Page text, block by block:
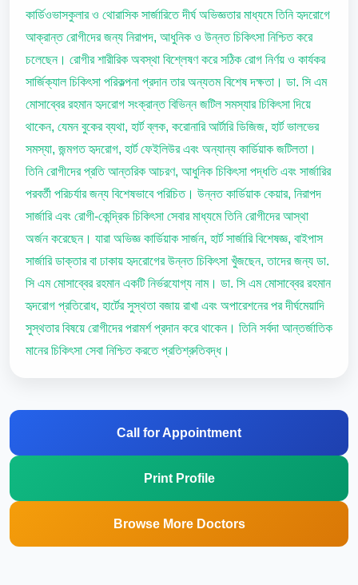
কার্ডিওভাসকুলার ও থোরাসিক সার্জারিতে দীর্ঘ অভিজ্ঞতার মাধ্যমে তিনি হৃদরোগে
আক্রান্ত রোগীদের জন্য নিরাপদ, আধুনিক ও উন্নত চিকিৎসা নিশ্চিত করে
চলেছেন। রোগীর শারীরিক অবস্থা বিশ্লেষণ করে সঠিক রোগ নির্ণয় ও কার্যকর
সার্জিক্যাল চিকিৎসা পরিকল্পনা প্রদান তার অন্যতম বিশেষ দক্ষতা। ডা. সি এম
মোসাব্বের রহমান হৃদরোগ সংক্রান্ত বিভিন্ন জটিল সমস্যার চিকিৎসা দিয়ে
থাকেন, যেমন বুকের ব্যথা, হার্ট ব্লক, করোনারি আর্টারি ডিজিজ, হার্ট ভালভের
সমস্যা, জন্মগত হৃদরোগ, হার্ট ফেইলিউর এবং অন্যান্য কার্ডিয়াক জটিলতা।
তিনি রোগীদের প্রতি আন্তরিক আচরণ, আধুনিক চিকিৎসা পদ্ধতি এবং সার্জারির
পরবর্তী পরিচর্যার জন্য বিশেষভাবে পরিচিত। উন্নত কার্ডিয়াক কেয়ার, নিরাপদ
সার্জারি এবং রোগী-কেন্দ্রিক চিকিৎসা সেবার মাধ্যমে তিনি রোগীদের আস্থা
অর্জন করেছেন। যারা অভিজ্ঞ কার্ডিয়াক সার্জন, হার্ট সার্জারি বিশেষজ্ঞ, বাইপাস
সার্জারি ডাক্তার বা ঢাকায় হৃদরোগের উন্নত চিকিৎসা খুঁজছেন, তাদের জন্য ডা.
সি এম মোসাব্বের রহমান একটি নির্ভরযোগ্য নাম। ডা. সি এম মোসাব্বের রহমান
হৃদরোগ প্রতিরোধ, হার্টের সুস্থতা বজায় রাখা এবং অপারেশনের পর দীর্ঘমেয়াদি
সুস্থতার বিষয়ে রোগীদের পরামর্শ প্রদান করে থাকেন। তিনি সর্বদা আন্তর্জাতিক
মানের চিকিৎসা সেবা নিশ্চিত করতে প্রতিশ্রুতিবদ্ধ।
Call for Appointment
Print Profile
Browse More Doctors